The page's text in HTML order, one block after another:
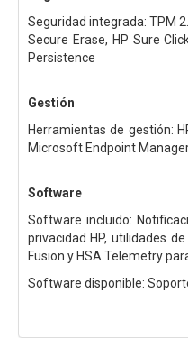
Seguridad integrada: TPM
Secure Erase, HP Sure
Persistence
Gestión
Herramientas de gestión:
Microsoft Endpoint
Software
Software incluido:
privacidad HP, utilidades
Fusion y HSA Telemetry
Software disponible: